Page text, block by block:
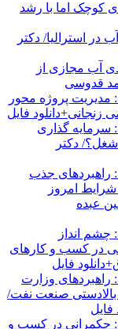
کوچک اما با رشد
در استرالیا/ دکتر
آب مجازی از
قدوسی
پروژه محور
فایل
سرمایه گذاری
شغل؟/ دکتر
راهبردهای جذب
شرایط امروز
عبده
انداز
در کسب و کارهای
فایل
وزارت
صنعت نفت/
حکمرانی در کسب و